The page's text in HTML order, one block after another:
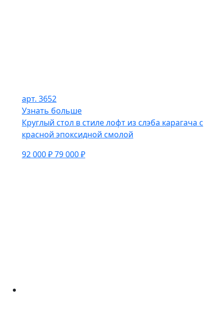
арт. 3652
Узнать больше
Круглый стол в стиле лофт из слэба карагача с
красной эпоксидной смолой
92 000 ₽79 000 ₽